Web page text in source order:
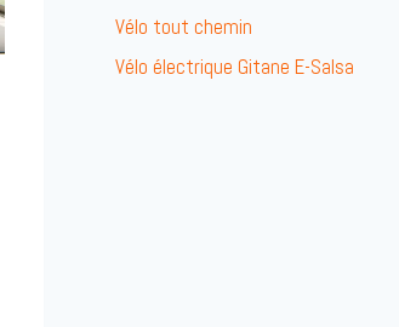
Vélo tout chemin
Vélo électrique Gitane E-Salsa